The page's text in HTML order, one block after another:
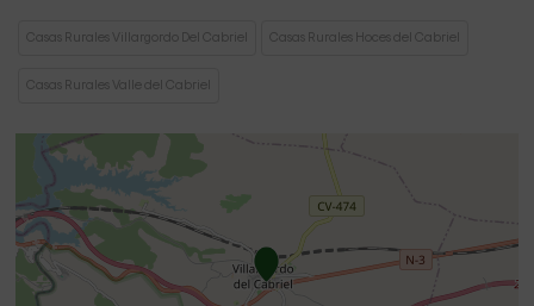
Casas Rurales Villargordo Del Cabriel Casas Rurales Hoces del Cabriel
Casas Rurales Valle del Cabriel